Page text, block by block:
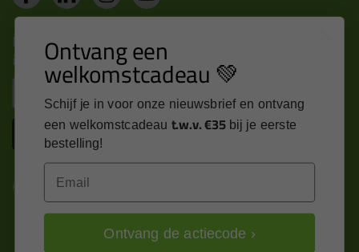
Nieuws, tips en exclusieve deals rechtstreeks in je
inbox
Inschrijven
Kitcentrum is trots op:
Ontvang een
welkomstcadeau 💚
Schijf je in voor onze nieuwsbrief en ontvang
een welkomstcadeau t.w.v. €35 bij je eerste
bestelling!
Email
Ontvang de actiecode ›